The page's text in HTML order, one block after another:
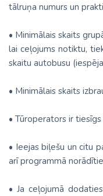
tālruņa numurs un
• Minimālais skaits
lai ceļojums notiktu,
skaitu autobusu
• Minimālais skaits
• Tūroperators ir
• Ieejas biļešu un citu
arī programmā
• Ja ceļojumā